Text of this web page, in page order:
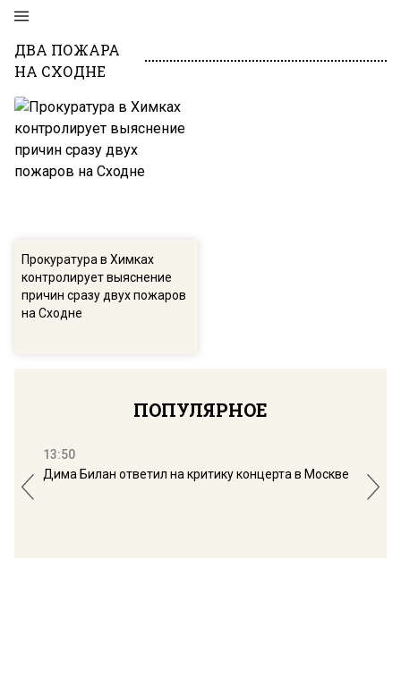
ДВА ПОЖАРА
НА СХОДНЕ
Прокуратура в Химках
контролирует выяснение
причин сразу двух пожаров
на Сходне
ПОПУЛЯРНОЕ
13:50
Дима Билан ответил на критику концерта в Москве